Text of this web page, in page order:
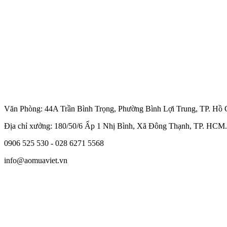
Văn Phòng: 44A Trần Bình Trọng, Phường Bình Lợi Trung, TP. Hồ
Địa chỉ xưởng: 180/50/6 Ấp 1 Nhị Bình, Xã Đông Thạnh, TP. HCM.
0906 525 530 - 028 6271 5568
info@aomuaviet.vn